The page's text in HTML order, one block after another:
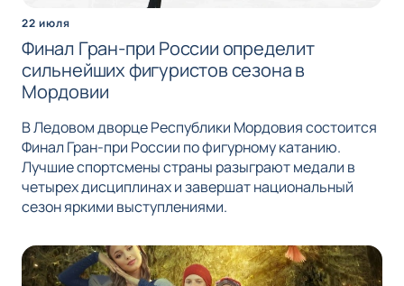
22 июля
Финал Гран-при России определит
сильнейших фигуристов сезона в
Мордовии
В Ледовом дворце Республики Мордовия состоится
Финал Гран-при России по фигурному катанию.
Лучшие спортсмены страны разыграют медали в
четырех дисциплинах и завершат национальный
сезон яркими выступлениями.